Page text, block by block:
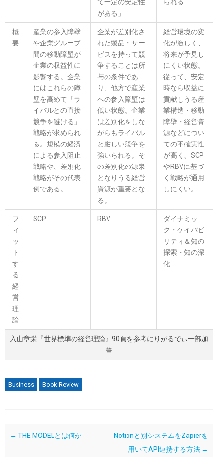
て一定の安定性
がある」
られる
概
要
産業の参入障壁
や企業グループ
間の移動障壁が
企業の収益性に
影響する。企業
にはこれらの障
壁を高めて「ラ
イバルとの直接
競争を避ける」
戦略が求められ
る。規模の経済
による参入阻止
戦略や、差別化
戦略がその代表
例である。
企業が差別化さ
れた製品・サー
ビスを持って競
争することは所
与の条件であ
り、他方で産業
への参入障壁は
低い状態。企業
は差別化をしな
がらもライバル
と厳しい競争を
強いられる。そ
の差別化の源泉
となりうる経営
資源が重要とな
る。
経営環境の変
化が激しく、
将来が予見し
にくい状態。
従って、安定
時なら収益に
貢献しうる産
業構造・移動
障壁・経営資
源などについ
ての不確実性
が高く、SCP
やRBVに基づ
く戦略が通用
しにくい。
フ
ィ
ッ
ト
す
る
経
営
理
論
SCP RBV
ダイナミッ
ク・ケイパビ
リティ＆知の
探索・知の深
化
入山章栄『世界標準の経営理論』90頁を参考にりがるでぃ一部加
筆
Business Book Review
Post navigation
← THE MODELとは何か
Notionと別システムをZapierを
用いてAPI連携する方法 →